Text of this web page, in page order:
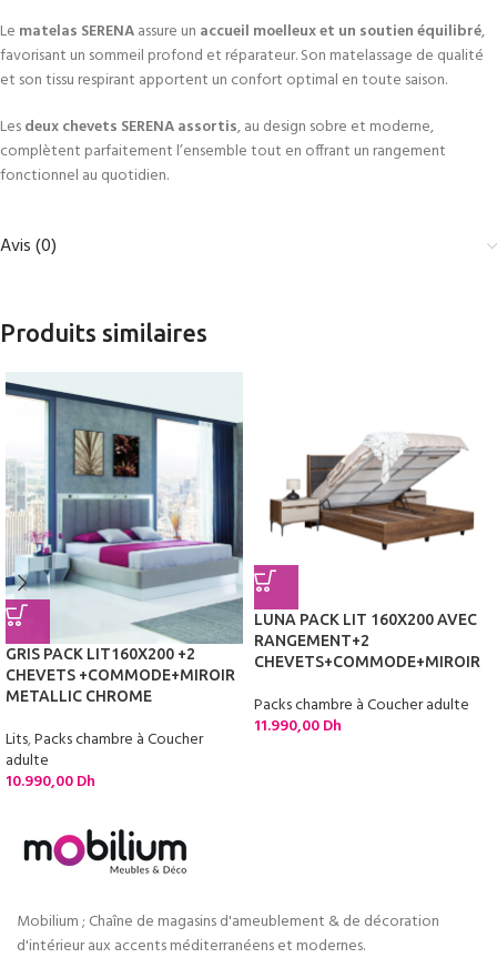
Le matelas SERENAassure un accueil moelleux et un soutien équilibré,
favorisant un sommeil profond et réparateur. Son matelassage de qualité
et son tissu respirant apportent un confort optimal en toute saison.
Lesdeux chevets SERENA assortis, au design sobre et moderne,
complètent parfaitement l’ensemble tout en offrant un rangement
fonctionnel au quotidien.
Avis (0)
Produits similaires
GRIS PACK LIT160X200 +2
CHEVETS +COMMODE+MIROIR
METALLIC CHROME
Lits,Packs chambre à Coucher
adulte
10.990,00Dh
LUNA PACK LIT 160X200 AVEC
RANGEMENT+2
CHEVETS+COMMODE+MIROIR
Packs chambre à Coucher adulte
11.990,00Dh
Mobilium ; Chaîne de magasins d'ameublement & de décoration
d'intérieur aux accents méditerranéens et modernes.